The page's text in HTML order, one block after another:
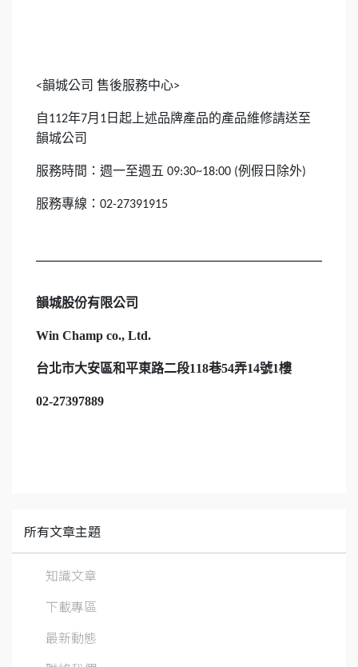
<韻城公司 售後服務中心>
自112年7月 1 日起上述品牌產品的產品維修請送至
韻城公司
服務時間：週一至週五 09:30~18:00 (例假日除外)
服務專線： 02-27391915
韻城股份有限公司
Win Champ co., Ltd.
台北市大安區和平東路二段118巷54弄14號1樓
02-27397889
所有文章主題
知識文章
下載專區
最新動態